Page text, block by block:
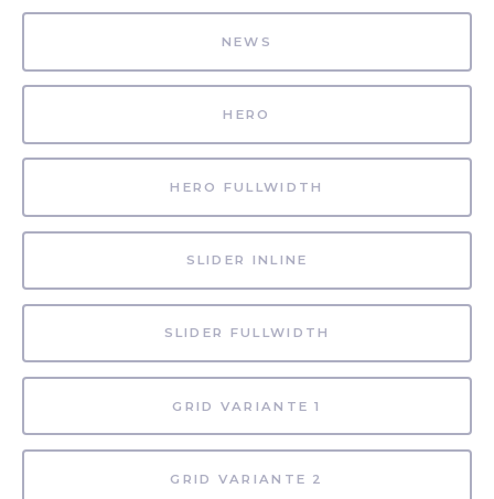
NEWS
HERO
HERO FULLWIDTH
SLIDER INLINE
SLIDER FULLWIDTH
GRID VARIANTE 1
GRID VARIANTE 2